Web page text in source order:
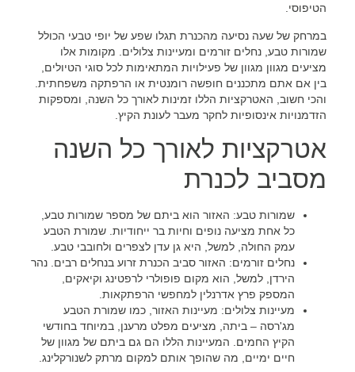
הטיפוסי.
במרחק של שעה נסיעה מהכנרת תגלו שפע של יופי טבעי הכולל
שמורות טבע, נחלים זורמים ומעיינות צלולים. מקומות אלו
מציעים מגוון מגוון של פעילויות המתאימות לכל סוגי הטיולים,
בין אם אתם מתכננים חופשה רומנטית או הרפתקה משפחתית.
והכי חשוב, האטרקציות הללו זמינות לאורך כל השנה, ומספקות
הזדמנויות אינסופיות לחקר מעבר לעונת הקיץ.
אטרקציות לאורך כל השנה
מסביב לכנרת
שמורות טבע: האזור הוא ביתם של מספר שמורות טבע,
כל אחת מציעה נופים וחיות בר ייחודיות. שמורת הטבע
עמק החולה, למשל, היא גן עדן לצפרים ולחובבי טבע.
נחלים זורמים: האזור סביב הכנרת זרוע בנחלים רבים. נהר
הירדן, למשל, הוא מקום פופולרי לרפטינג וקיאקים,
המספק פרץ אדרנלין למחפשי הרפתקאות.
מעיינות צלולים: מעיינות האזור, כמו שמורת הטבע
מג'רסה – ביתה, מציעים מפלט מרענן, במיוחד בחודשי
הקיץ החמים. המעיינות הללו הם גם ביתם של מגוון של
חיים ימיים, מה שהופך אותם למקום מרתק לשנורקלינג.